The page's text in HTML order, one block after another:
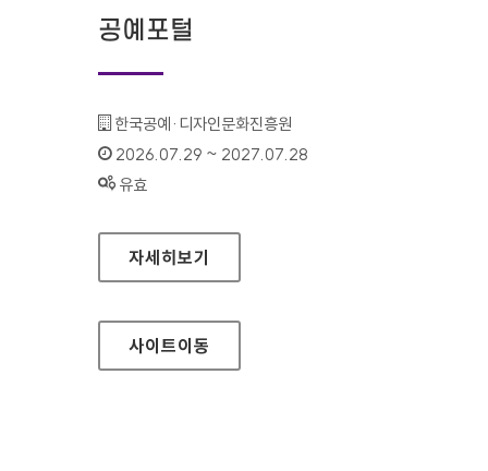
공예포털
기관명 :
한국공예·디자인문화진흥원
인증기간 :
2026.07.29 ~ 2027.07.28
상태 :
유효
공예포털
자세히보기
사이트이동